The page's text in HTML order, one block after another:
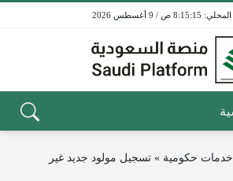
8:15:15 ص / 9 أغسطس 2026
خدمات حكومية » تسجيل مولود جديد غير